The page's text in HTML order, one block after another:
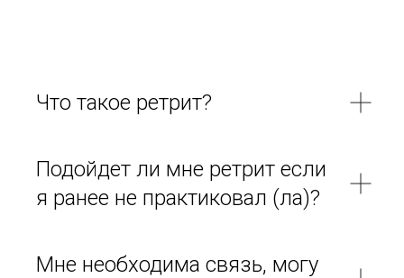
Что такое ретрит?
Подойдет ли мне ретрит если
я ранее не практиковал (ла)?
Мне необходима связь, могу